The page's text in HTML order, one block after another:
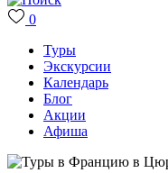
0
Туры
Экскурсии
Календарь
Блог
Акции
Афиша